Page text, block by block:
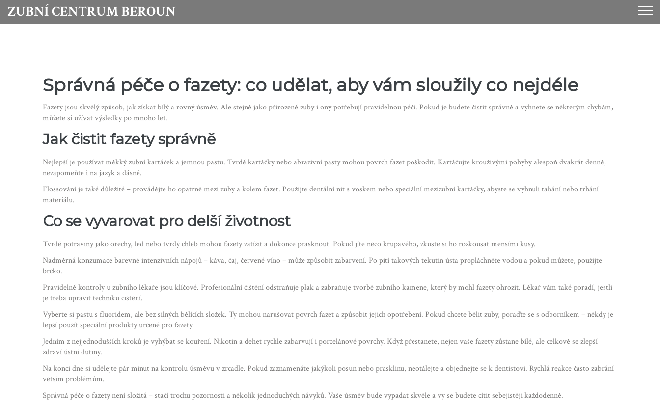
ZUBNÍ CENTRUM BEROUN
Správná péče o fazety: co udělat, aby vám sloužily co nejdéle
Fazety jsou skvělý způsob, jak získat bílý a rovný úsměv. Ale stejně jako přirozené zuby i ony potřebují pravidelnou péči. Pokud je budete čistit správně a vyhnete se některým chybám,
můžete si užívat výsledky po mnoho let.
Jak čistit fazety správně
Nejlepší je používat měkký zubní kartáček a jemnou pastu. Tvrdé kartáčky nebo abrazivní pasty mohou povrch fazet poškodit. Kartáčujte krouživými pohyby alespoň dvakrát denně,
nezapomeňte i na jazyk a dásně.
Flossování je také důležité – provádějte ho opatrně mezi zuby a kolem fazet. Použijte dentální nit s voskem nebo speciální mezizubní kartáčky, abyste se vyhnuli tahání nebo trhání
materiálu.
Co se vyvarovat pro delší životnost
Tvrdé potraviny jako ořechy, led nebo tvrdý chléb mohou fazety zatížit a dokonce prasknout. Pokud jíte něco křupavého, zkuste si ho rozkousat menšími kusy.
Nadměrná konzumace barevně intenzivních nápojů – káva, čaj, červené víno – může způsobit zabarvení. Po pití takových tekutin ústa propláchněte vodou a pokud můžete, použijte
brčko.
Pravidelné kontroly u zubního lékaře jsou klíčové. Profesionální čištění odstraňuje plak a zabraňuje tvorbě zubního kamene, který by mohl fazety ohrozit. Lékař vám také poradí, jestli
je třeba upravit techniku čištění.
Vyberte si pastu s fluoridem, ale bez silných bělících složek. Ty mohou narušovat povrch fazet a způsobit jejich opotřebení. Pokud chcete bělit zuby, poraďte se s odborníkem – někdy je
lepší použít speciální produkty určené pro fazety.
Jedním z nejjednodušších kroků je vyhýbat se kouření. Nikotin a dehet rychle zabarvují i porcelánové povrchy. Když přestanete, nejen vaše fazety zůstane bílé, ale celkově se zlepší
zdraví ústní dutiny.
Na konci dne si udělejte pár minut na kontrolu úsměvu v zrcadle. Pokud zaznamenáte jakýkoli posun nebo prasklinu, neotálejte a objednejte se k dentistovi. Rychlá reakce často zabrání
větším problémům.
Správná péče o fazety není složitá – stačí trochu pozornosti a několik jednoduchých návyků. Vaše úsměv bude vypadat skvěle a vy se budete cítit sebejistěji každodenně.